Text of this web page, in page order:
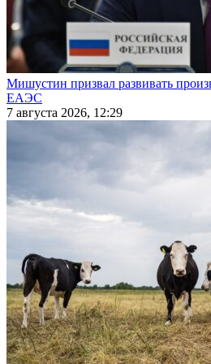
Мишустин призвал развивать
ЕАЭС
7 августа 2026, 12:29